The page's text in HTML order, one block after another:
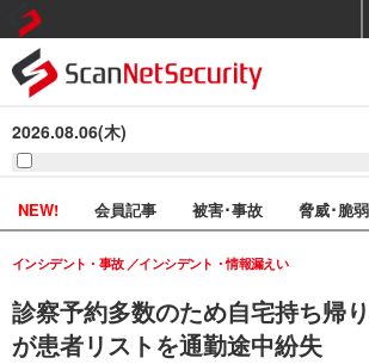
2026.08.06(木)
NEW! 会員記事 被害･事故 脅威･脆
診察予約多数のため自宅持ち帰
が患者リストを通勤途中紛失
インシデント・事故 インシデント・情報漏えい